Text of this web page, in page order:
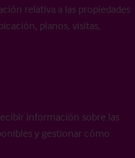
relativa a las propiedades
planos, visitas,
información sobre las
y gestionar cómo